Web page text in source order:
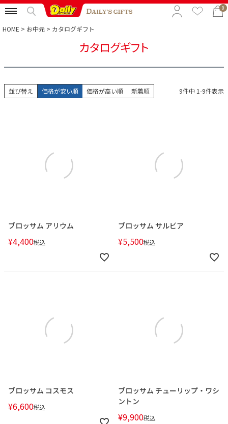
0
カテゴリから選ぶ
HOME お中元 カタログギフト
カタログギフト
並び替え 価格が安い順 価格が高い順 新着順 9件中 1-9件表示
ブロッサム アリウム
¥4,400税込
ブロッサム サルビア
¥5,500税込
ブロッサム コスモス
¥6,600税込
ブロッサム チューリップ・ワシ
ントン
¥9,900税込